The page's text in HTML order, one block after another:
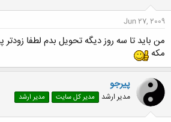
Jun 27, 2009
من باید تا سه روز دیگه تحویل بدم لطفا
مکه
پیرجو
مدیر ارشد مدیر کل سایت مدیر ارشد